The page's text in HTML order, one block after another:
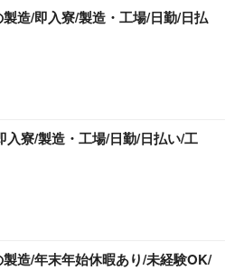
製造/即入寮/製造・工場/日勤/日払
入寮/製造・工場/日勤/日払い/工
製造/年末年始休暇あり/未経験OK/